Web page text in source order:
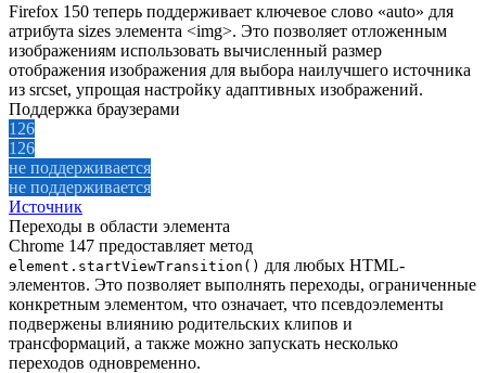
Firefox 150 теперь поддерживает ключевое слово «auto» для
атрибута sizes элемента <img>. Это позволяет отложенным
изображениям использовать вычисленный размер
отображения изображения для выбора наилучшего источника
из srcset, упрощая настройку адаптивных изображений.
Поддержка браузерами
126
126
не поддерживается
не поддерживается
Источник
Переходы в области элемента
Chrome 147 предоставляет метод
element.startViewTransition() для любых HTML-
элементов. Это позволяет выполнять переходы, ограниченные
конкретным элементом, что означает, что псевдоэлементы
подвержены влиянию родительских клипов и
трансформаций, а также можно запускать несколько
переходов одновременно.